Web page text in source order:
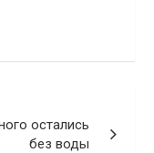
остались
без воды